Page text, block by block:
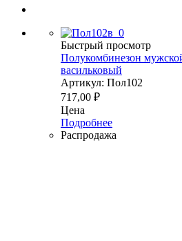
Быстрый просмотр
Полукомбинезон
васильковый
Артикул: Пол102
717,00 ₽
Цена
Подробнее
Распродажа